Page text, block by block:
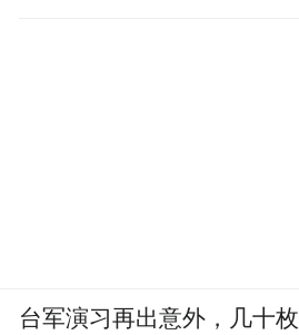
台军演习再出意外，几十枚